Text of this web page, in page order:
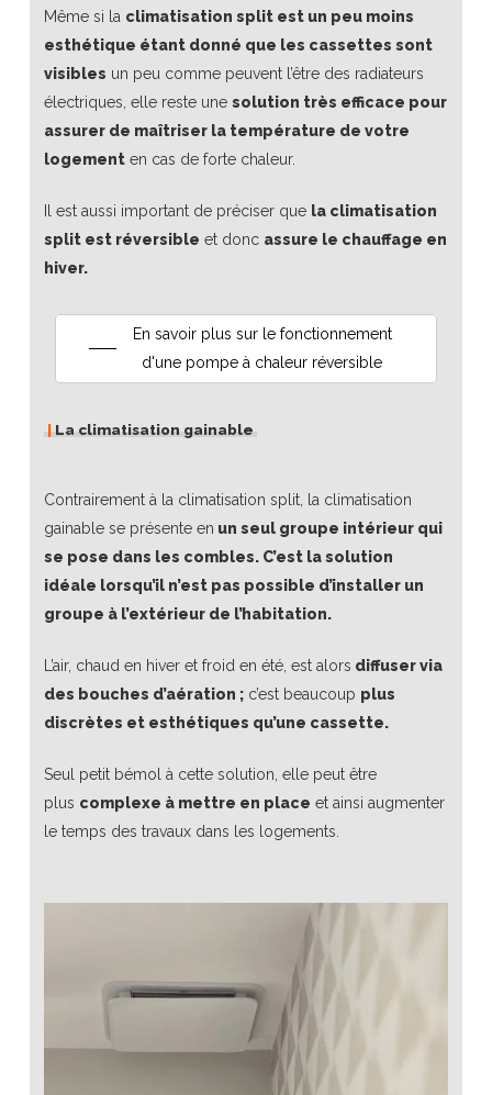
Même si la climatisation split est un peu moins
esthétique étant donné que les cassettes sont
visibles un peu comme peuvent l’être des radiateurs
électriques, elle reste unesolution très efficace pour
assurer de maîtriser la température de votre
logement en cas de forte chaleur.
Il est aussi important de préciser que la climatisation
split est réversible et donc assure le chauffage en
hiver.
En savoir plus sur le fonctionnement
d'une pompe à chaleur réversible
| La climatisation gainable
Contrairement à la climatisation split, la climatisation
gainable se présente en un seul groupe intérieur qui
se pose dans les combles. C’est la solution
idéale lorsqu’il n’est pas possible d’installer un
groupe à l’extérieur de l’habitation.
L’air, chaud en hiver et froid en été, est alors diffuser via
des bouches d’aération ; c’est beaucoup plus
discrètes et esthétiques qu’une cassette.
Seul petit bémol à cette solution, elle peut être
plus complexe à mettre en place et ainsi augmenter
le temps des travaux dans les logements.